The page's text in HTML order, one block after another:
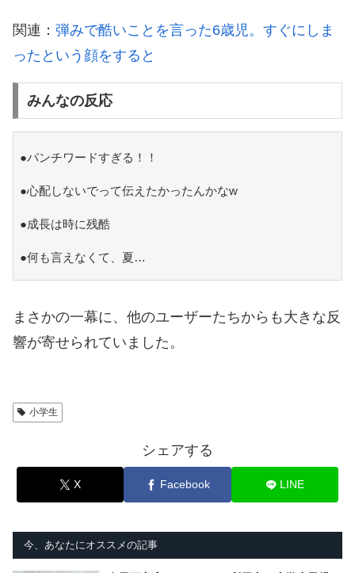
関連： 弾みで酷いことを言った6歳児。すぐにしま
ったという顔をすると
みんなの反応
●パンチワードすぎる！！
●心配しないでって伝えたかったんかなw
●成長は時に残酷
●何も言えなくて、夏…
まさかの一幕に、他のユーザーたちからも大きな反
響が寄せられていました。
小学生
シェアする
X Facebook LINE
今、あなたにオススメの記事